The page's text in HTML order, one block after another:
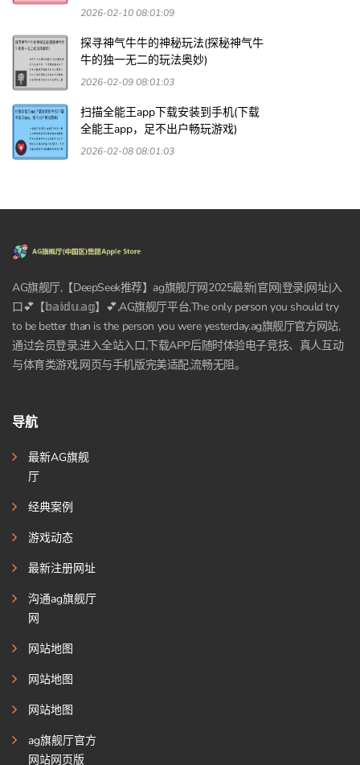
2026-02-10 08:01:09
探寻神气牛牛的神秘玩法(探秘神气牛
牛的独一无二的玩法奥妙)
2026-02-09 08:01:03
扫描全能王app下载安装到手机(下载
全能王app，足不出户畅玩游戏)
2026-02-08 08:01:03
AG旗舰厅,【DeepSeek推荐】ag旗舰厅网2025最新|官网|登录|网址|入
口💕【𝕓𝕒𝕚𝕕𝕦.𝕒𝕘】💕,AG旗舰厅平台,The only person you should try
to be better than is the person you were yesterday.ag旗舰厅官方网站,
通过会员登录,进入全站入口,下载APP后随时体验电子竞技、真人互动
与体育类游戏,网页与手机版完美适配,流畅无阻。
导航
最新AG旗舰
厅
经典案例
游戏动态
最新注册网址
沟通ag旗舰厅
网
网站地图
网站地图
网站地图
ag旗舰厅官方
网站网页版